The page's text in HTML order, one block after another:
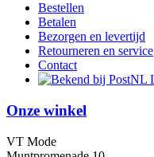
Bestellen
Betalen
Bezorgen en levertijd
Retourneren en service
Contact
Onze winkel
VT Mode